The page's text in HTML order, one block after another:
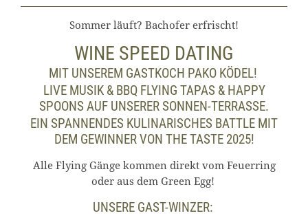
Sommer läuft? Bachofer erfrischt!
WINE SPEED DATING
MIT UNSEREM GASTKOCH PAKO KÖDEL!
LIVE MUSIK & BBQ FLYING TAPAS & HAPPY
SPOONS AUF UNSERER SONNEN-TERRASSE.
EIN SPANNENDES KULINARISCHES BATTLE MIT
DEM GEWINNER VON THE TASTE 2025!
Alle Flying Gänge kommen direkt vom Feuerring
oder aus dem Green Egg!
UNSERE GAST-WINZER: